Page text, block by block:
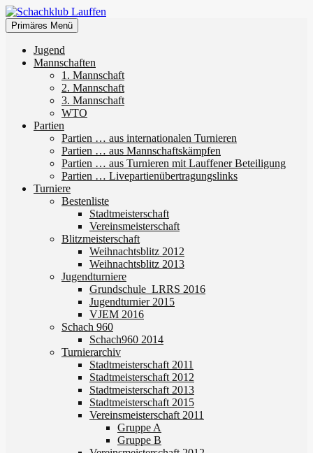
Zum
Inhalt
springen
Schachklub Lauffen
Suchen
Primäres Menü
Jugend
Mannschaften
1. Mannschaft
2. Mannschaft
3. Mannschaft
WTO
Partien
Partien … aus internationalen Turnieren
Partien … aus Mannschaftskämpfen
Partien … aus Turnieren mit Lauffener Beteiligung
Partien … Livepartienübertragungslinks
Turniere
Bestenliste
Stadtmeisterschaft
Vereinsmeisterschaft
Blitzmeisterschaft
Weihnachtsblitz 2012
Weihnachtsblitz 2013
Jugendturniere
Grundschule_LRRS 2016
Jugendturnier 2015
VJEM 2016
Schach 960
Schach960 2014
Turnierarchiv
Stadtmeisterschaft 2011
Stadtmeisterschaft 2012
Stadtmeisterschaft 2013
Stadtmeisterschaft 2015
Vereinsmeisterschaft 2011
Gruppe A
Gruppe B